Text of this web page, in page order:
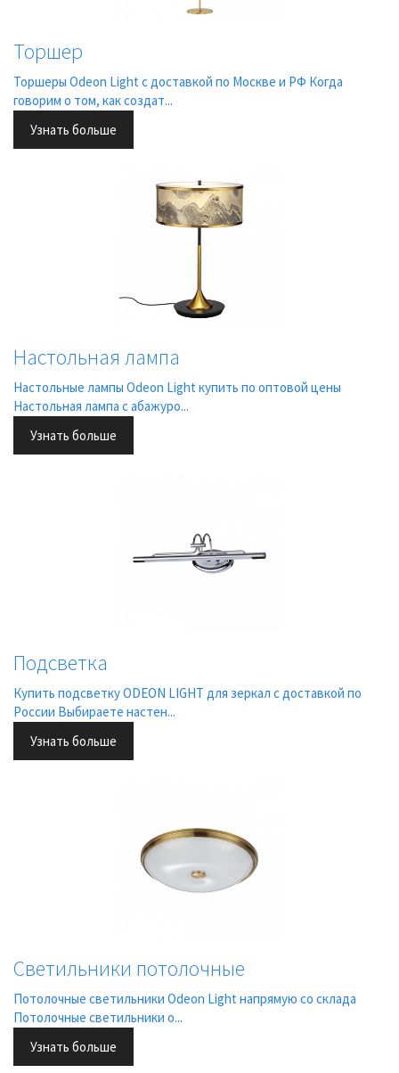
Торшер
Торшеры Odeon Light с доставкой по Москве и РФ Когда
говорим о том, как создат...
Узнать больше
Настольная лампа
Настольные лампы Odeon Light купить по оптовой цены
Настольная лампа с абажуро...
Узнать больше
Подсветка
Купить подсветку ODEON LIGHT для зеркал с доставкой по
России Выбираете настен...
Узнать больше
Светильники потолочные
Потолочные светильники Odeon Light напрямую со склада
Потолочные светильники о...
Узнать больше